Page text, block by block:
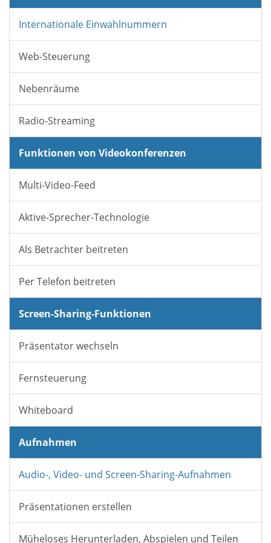
Internationale Einwahlnummern
Web-Steuerung
Nebenräume
Radio-Streaming
Funktionen von Videokonferenzen
Multi-Video-Feed
Aktive-Sprecher-Technologie
Als Betrachter beitreten
Per Telefon beitreten
Screen-Sharing-Funktionen
Präsentator wechseln
Fernsteuerung
Whiteboard
Aufnahmen
Audio-, Video- und Screen-Sharing-Aufnahmen
Präsentationen erstellen
Müheloses Herunterladen, Abspielen und Teilen